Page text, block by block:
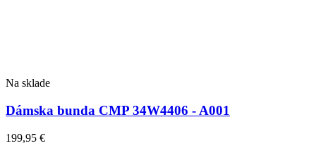
Na sklade
Dámska bunda CMP 34W4406 - A001
199,95 €